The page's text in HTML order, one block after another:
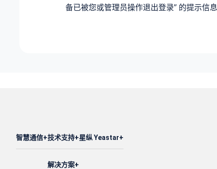
备已被您或管理员操作退出登录” 的提示信
智慧通信 技术支持
解决方案
星纵 Yeastar